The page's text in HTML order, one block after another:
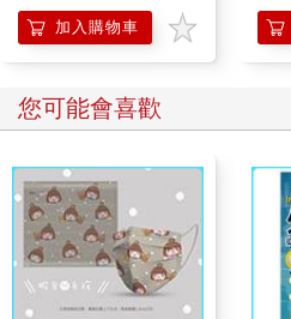
的聲音，分享階級、父權、種族
影響我們對人工流產的看法以及相
本書包含許多走在時代尖端、勇於
Blandiana的〈孩子的聖戰〉；
去的嬰兒之詩〉；Lamb的《你最
親〉；以及Wollstonecraft的《瑪
作品是感動人心的第一人稱敘事，
生到Audre Lorde和Gloria Steinem
內。其他作品則表現出重要作家充
Margaret Atwood、Ruth Prawer
Gloria Naylor、Joyce Carol Oates
加入購物車
您可能會喜歡